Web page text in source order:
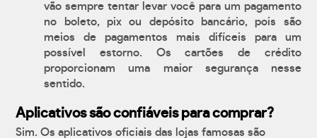
vão sempre tentar levar você para um pagamento
no boleto, pix ou depósito bancário, pois são
meios de pagamentos mais difíceis para um
possível estorno. Os cartões de crédito
proporcionam uma maior segurança nesse
sentido.
Aplicativos são confiáveis para comprar?
Sim. Os aplicativos oficiais das lojas famosas são